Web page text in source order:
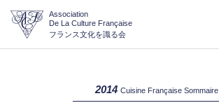
Association
De La Culture Française
フランス文化を識る会
2014 Cuisine Française Sommaire